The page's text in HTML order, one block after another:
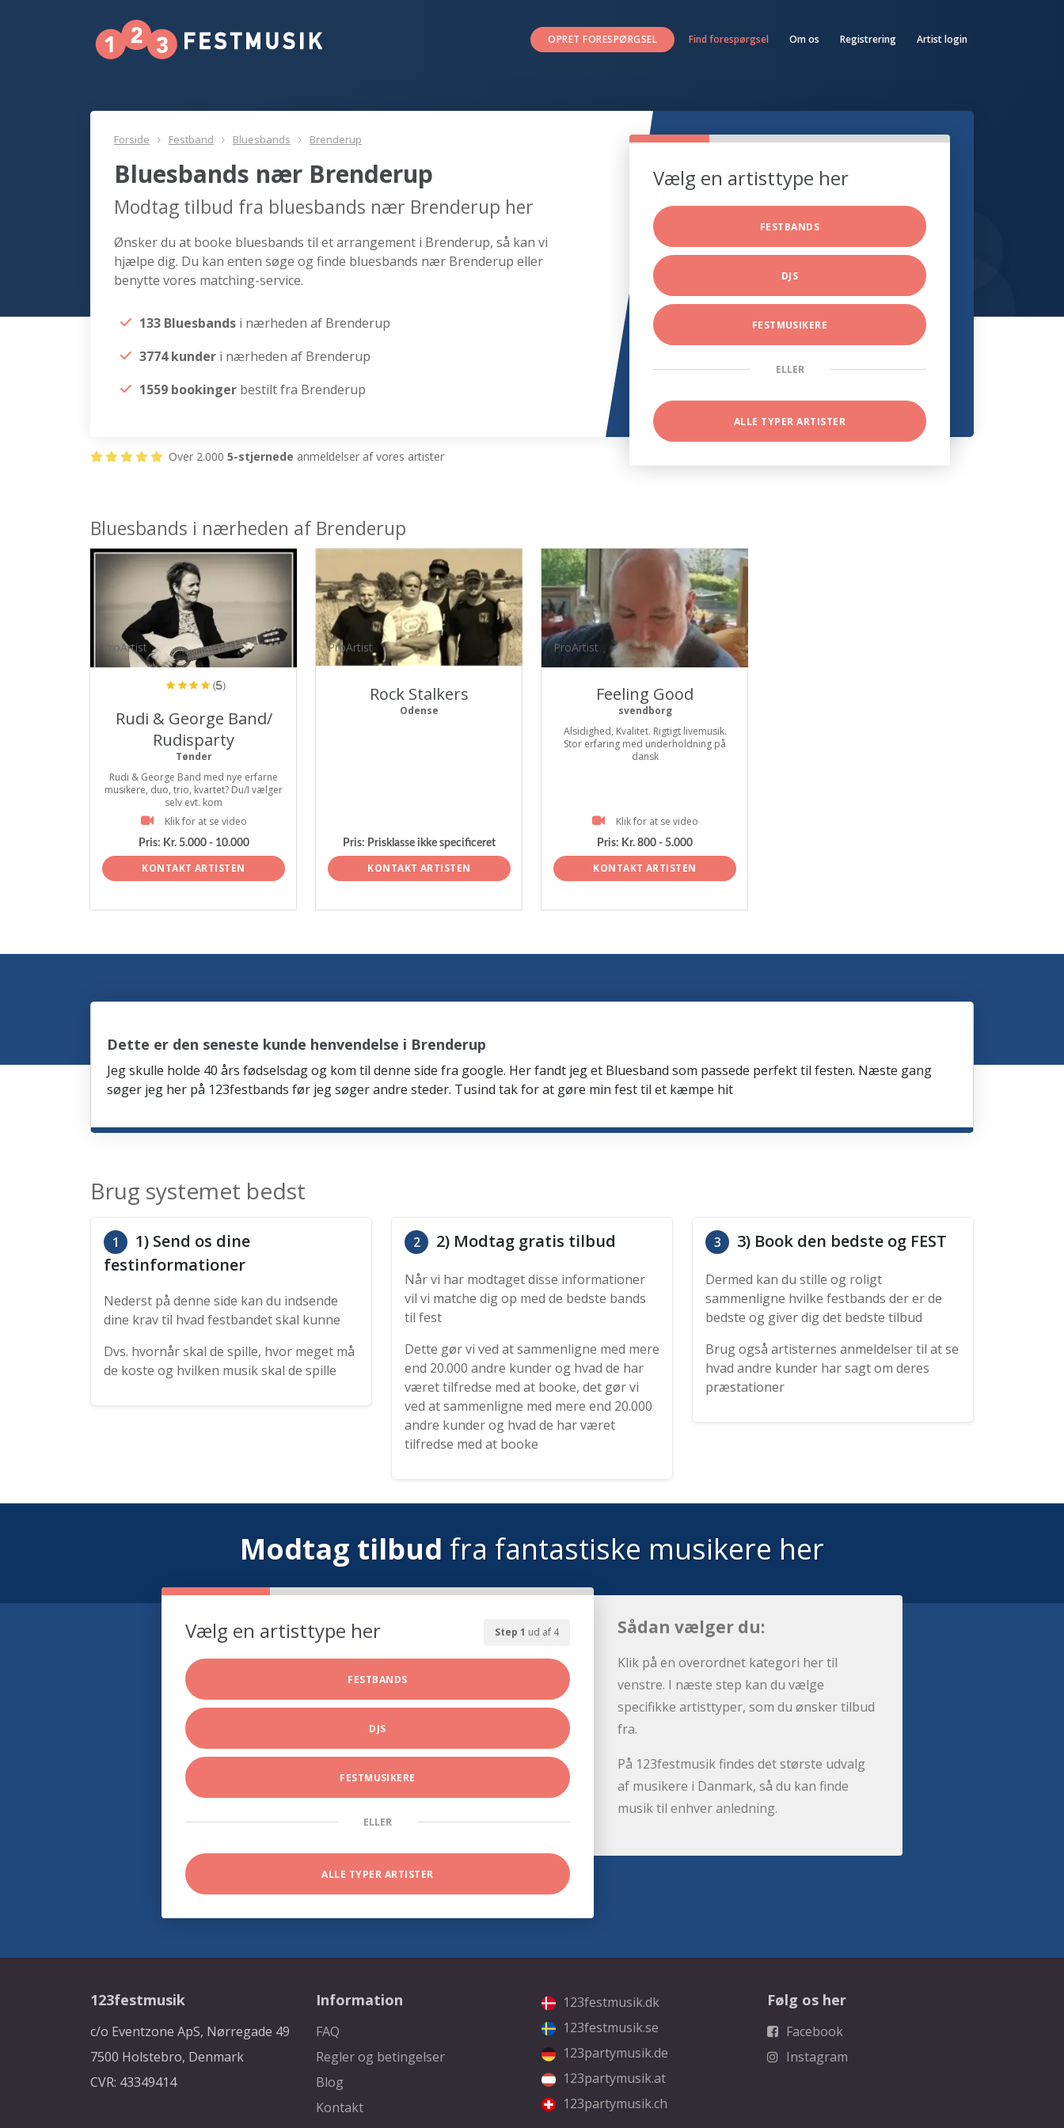
OPRET FORESPØRGSEL Find forespørgsel Om os Registrering Artist login
Forside Festband Bluesbands Brenderup
Bluesbands nær Brenderup
Modtag tilbud fra bluesbands nær Brenderup her
Ønsker du at booke bluesbands til et arrangement i Brenderup, så kan vi
hjælpe dig. Du kan enten søge og finde bluesbands nær Brenderup eller
benytte vores matching-service.
133 Bluesbands i nærheden af Brenderup
3774 kunder i nærheden af Brenderup
1559 bookinger bestilt fra Brenderup
Vælg en artisttype her
FESTBANDS
DJS
FESTMUSIKERE
ELLER
ALLE TYPER ARTISTER
Over 2.000 5-stjernede anmeldelser af vores artister
Bluesbands i nærheden af Brenderup
ProArtist
(5)
Rudi & George Band/
Rudisparty
Tønder
Rudi & George Band med nye erfarne
musikere, duo, trio, kvartet? Du/I vælger
selv evt. kom
Klik for at se video
Pris: Kr. 5.000 - 10.000
KONTAKT ARTISTEN
ProArtist
Rock Stalkers
Odense
Pris: Prisklasse ikke specificeret
KONTAKT ARTISTEN
ProArtist
Feeling Good
svendborg
Alsidighed, Kvalitet. Rigtigt livemusik.
Stor erfaring med underholdning på
dansk
Klik for at se video
Pris: Kr. 800 - 5.000
KONTAKT ARTISTEN
Dette er den seneste kunde henvendelse i Brenderup
Jeg skulle holde 40 års fødselsdag og kom til denne side fra google. Her fandt jeg et Bluesband som passede perfekt til festen. Næste gang
søger jeg her på 123festbands før jeg søger andre steder. Tusind tak for at gøre min fest til et kæmpe hit
Brug systemet bedst
1
1) Send os dine
festinformationer
Nederst på denne side kan du indsende
dine krav til hvad festbandet skal kunne
Dvs. hvornår skal de spille, hvor meget må
de koste og hvilken musik skal de spille
2 2) Modtag gratis tilbud
Når vi har modtaget disse informationer
vil vi matche dig op med de bedste bands
til fest
Dette gør vi ved at sammenligne med mere
end 20.000 andre kunder og hvad de har
været tilfredse med at booke, det gør vi
ved at sammenligne med mere end 20.000
andre kunder og hvad de har været
tilfredse med at booke
3 3) Book den bedste og FEST
Dermed kan du stille og roligt
sammenligne hvilke festbands der er de
bedste og giver dig det bedste tilbud
Brug også artisternes anmeldelser til at se
hvad andre kunder har sagt om deres
præstationer
Modtag tilbud fra fantastiske musikere her
Step 1 ud af 4
Vælg en artisttype her
FESTBANDS
DJS
FESTMUSIKERE
ELLER
ALLE TYPER ARTISTER
Sådan vælger du:
Klik på en overordnet kategori her til
venstre. I næste step kan du vælge
specifikke artisttyper, som du ønsker tilbud
fra.
På 123festmusik findes det største udvalg
af musikere i Danmark, så du kan finde
musik til enhver anledning.
123festmusik
c/o Eventzone ApS, Nørregade 49
7500 Holstebro, Denmark
CVR: 43349414
Information
FAQ
Regler og betingelser
Blog
Kontakt
123festmusik.dk
123festmusik.se
123partymusik.de
123partymusik.at
123partymusik.ch
Følg os her
Facebook
Instagram